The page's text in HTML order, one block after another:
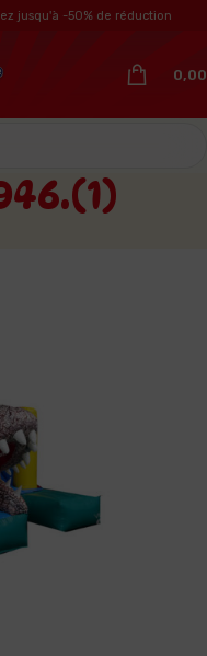
jusqu'à -50% de réduction
0,00